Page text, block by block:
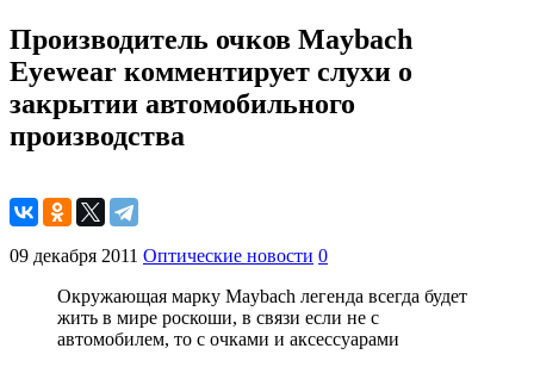
Производитель очков Maybach
Eyewear комментирует слухи о
закрытии автомобильного
производства
09 декабря 2011 Оптические новости 0
Окружающая марку Maybach легенда всегда будет
жить в мире роскоши, в связи если не с
автомобилем, то с очками и аксессуарами